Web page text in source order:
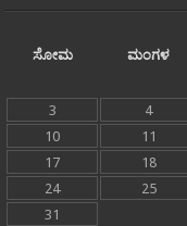
ಸೋಮ
ಮಂಗಳ
3
4
10
11
17
18
24
25
31